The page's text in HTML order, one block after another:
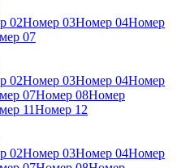
02Номер 03Номер 04Номер
07
02Номер 03Номер 04Номер
07Номер 08Номер
11Номер 12
02Номер 03Номер 04Номер